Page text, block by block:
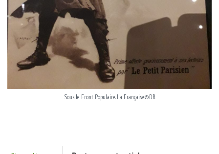
Sous le Front Populaire. La Française©DR